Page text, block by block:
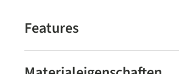
Features